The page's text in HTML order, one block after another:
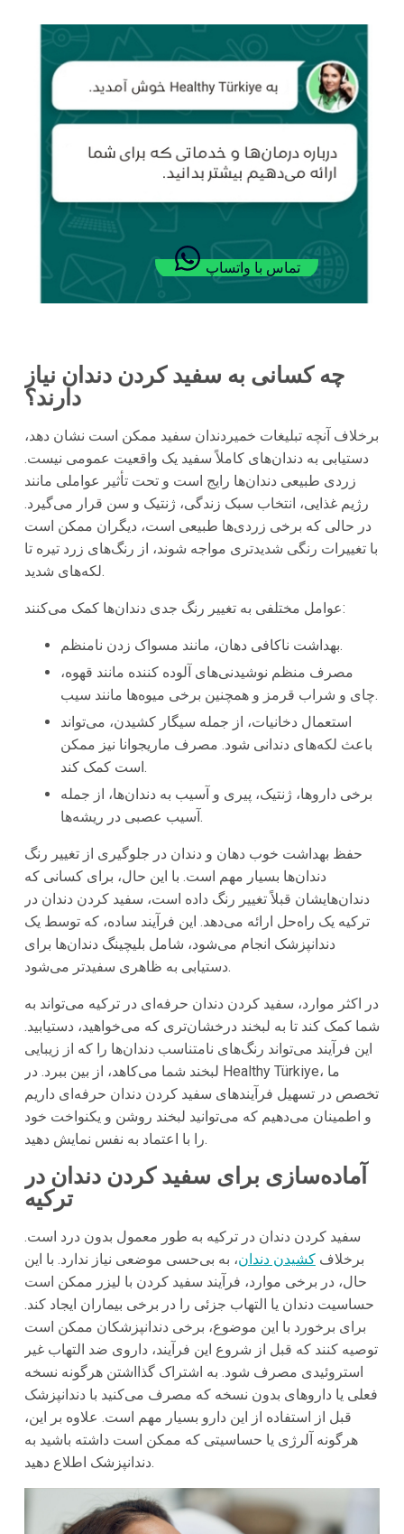
تماس با واتساپ
چه کسانی به سفید کردن دندان نیاز
دارند؟
برخلاف آنچه تبلیغات خمیردندان سفید ممکن است نشان دهد،
دستیابی به دندان‌های کاملاً سفید یک واقعیت عمومی نیست.
زردی طبیعی دندان‌ها رایج است و تحت تأثیر عواملی مانند
رژیم غذایی، انتخاب سبک زندگی، ژنتیک و سن قرار می‌گیرد.
در حالی که برخی زردی‌ها طبیعی است، دیگران ممکن است
با تغییرات رنگی شدیدتری مواجه شوند، از رنگ‌های زرد تیره تا
لکه‌های شدید.
عوامل مختلفی به تغییر رنگ جدی دندان‌ها کمک می‌کنند:
بهداشت ناکافی دهان، مانند مسواک زدن نامنظم.
مصرف منظم نوشیدنی‌های آلوده کننده مانند قهوه،
چای و شراب قرمز و همچنین برخی میوه‌ها مانند سیب.
استعمال دخانیات، از جمله سیگار کشیدن، می‌تواند
باعث لکه‌های دندانی شود. مصرف ماریجوانا نیز ممکن
است کمک کند.
برخی داروها، ژنتیک، پیری و آسیب به دندان‌ها، از جمله
آسیب عصبی در ریشه‌ها.
حفظ بهداشت خوب دهان و دندان در جلوگیری از تغییر رنگ
دندان‌ها بسیار مهم است. با این حال، برای کسانی که
دندان‌هایشان قبلاً تغییر رنگ داده است، سفید کردن دندان در
ترکیه یک راه‌حل ارائه می‌دهد. این فرآیند ساده، که توسط یک
دندانپزشک انجام می‌شود، شامل بلیچینگ دندان‌ها برای
دستیابی به ظاهری سفیدتر می‌شود.
در اکثر موارد، سفید کردن دندان حرفه‌ای در ترکیه می‌تواند به
شما کمک کند تا به لبخند درخشان‌تری که می‌خواهید، دستیابید.
این فرآیند می‌تواند رنگ‌های نامتناسب دندان‌ها را که از زیبایی
لبخند شما می‌کاهد، از بین ببرد. در Healthy Türkiye، ما
تخصص در تسهیل فرآیندهای سفید کردن دندان حرفه‌ای داریم
و اطمینان می‌دهیم که می‌توانید لبخند روشن و یکنواخت خود
را با اعتماد به نفس نمایش دهید.
آماده‌سازی برای سفید کردن دندان در
ترکیه
سفید کردن دندان در ترکیه به طور معمول بدون درد است.
برخلافکشیدن دندان، به بی‌حسی موضعی نیاز ندارد. با این
حال، در برخی موارد، فرآیند سفید کردن با لیزر ممکن است
حساسیت دندان یا التهاب جزئی را در برخی بیماران ایجاد کند.
برای برخورد با این موضوع، برخی دندانپزشکان ممکن است
توصیه کنند که قبل از شروع این فرآیند، داروی ضد التهاب غیر
استروئیدی مصرف شود. به اشتراک گذااشتن هرگونه نسخه
فعلی یا داروهای بدون نسخه که مصرف می‌کنید با دندانپزشک
قبل از استفاده از این دارو بسیار مهم است. علاوه بر این،
هرگونه آلرژی یا حساسیتی که ممکن است داشته باشید به
دندانپزشک اطلاع دهید.